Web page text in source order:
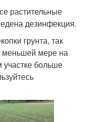
растительные
дезинфекция.
грунта, так
меньшей мере на
больше